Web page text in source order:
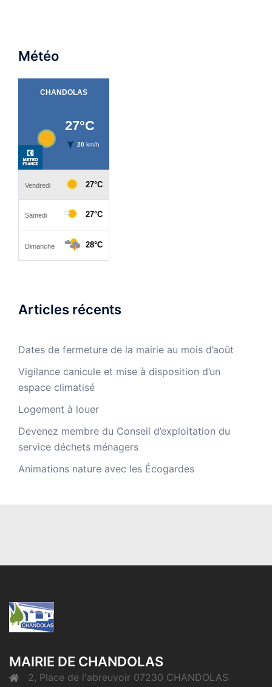
Météo
Articles récents
Dates de fermeture de la mairie au mois d’août
Vigilance canicule et mise à disposition d’un
espace climatisé
Logement à louer
Devenez membre du Conseil d’exploitation du
service déchets ménagers
Animations nature avec les Écogardes
MAIRIE DE CHANDOLAS
2, Place de l'abreuvoir 07230 CHANDOLAS